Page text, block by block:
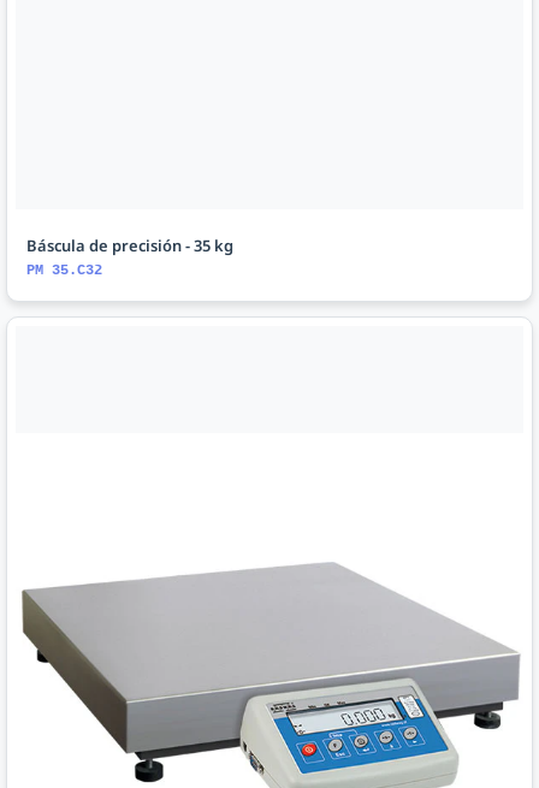
Báscula de precisión - 35 kg
PM 35.C32